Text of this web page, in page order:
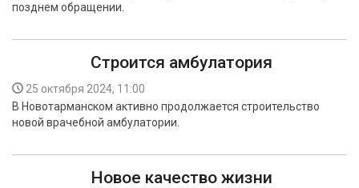
позднем обращении.
Строится амбулатория
25 октября 2024, 11:00
В Новотарманском активно продолжается строительство
новой врачебной амбулатории.
Новое качество жизни